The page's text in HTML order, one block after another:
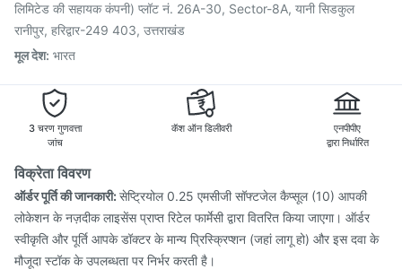
Fluquadri Sh Vaccine
लिमिटेड की सहायक कंपनी) प्लॉट नं. 26A-30, Sector-8A, यानी सिडकुल
रानीपुर, हरिद्वार-249 403, उत्तराखंड
मूल देश: भारत
3 चरण गुणवत्ता
जांच
कॅश ऑन डिलीवरी
एनपीपीए
द्वारा निर्धारित
विक्रेता विवरण
ऑर्डर पूर्ति की जानकारी:सेप्ट्रियोल 0.25 एमसीजी सॉफ्टजेल कैप्सूल (10) आपकी
लोकेशन के नज़दीक लाइसेंस प्राप्त रिटेल फार्मेसी द्वारा वितरित किया जाएगा। ऑर्डर
स्वीकृति और पूर्ति आपके डॉक्टर के मान्य प्रिस्क्रिप्शन (जहां लागू हो) और इस दवा के
मौजूदा स्टॉक के उपलब्धता पर निर्भर करती है।